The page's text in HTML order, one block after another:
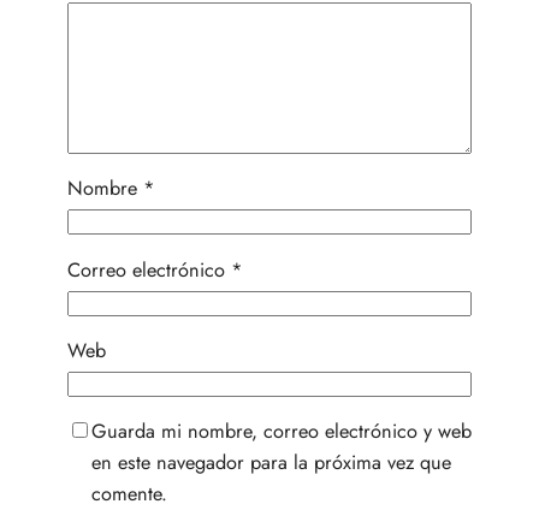
Nombre *
Correo electrónico *
Web
Guarda mi nombre, correo electrónico y web
en este navegador para la próxima vez que
comente.